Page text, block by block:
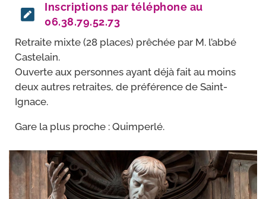
Inscriptions par téléphone au
06.38.79.52.73
Retraite mixte (28 places) prê­chée par M. l’ab­bé
Castelain.
Ouverte aux per­sonnes ayant déjà fait au moins
deux autres retraites, de pré­fé­rence de Saint-
Ignace.
Gare la plus proche : Quimperlé.